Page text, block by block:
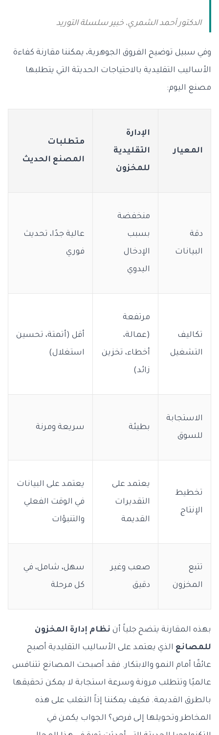
الدكتور أحمد الشمري، خبير سلسلة التوريد
وفي سبيل توضيح الفروق الجوهرية، يمكننا مقارنة كفاءة
الأساليب التقليدية بالاحتياجات الحديثة التي يتطلبها
مصنع اليوم:
المعيار
الإدارة
التقليدية
للمخزون
متطلبات
المصنع الحديث
دقة
البيانات
منخفضة
بسبب
الإدخال
اليدوي
عالية جدًا، تحديث
فوري
تكاليف
التشغيل
مرتفعة
(عمالة،
أخطاء، تخزين
زائد)
أقل (أتمتة، تحسين
استغلال)
الاستجابة
للسوق
بطيئة سريعة ومرنة
تخطيط
الإنتاج
يعتمد على
التقديرات
القديمة
يعتمد على البيانات
في الوقت الفعلي
والتنبؤات
تتبع
المخزون
صعب وغير
دقيق
سهل، شامل، في
كل مرحلة
بهذه المقارنة يتضح جلياً أن نظام إدارة المخزون
للمصانع الذي يعتمد على الأساليب التقليدية أصبح
عائقًا أمام النمو والابتكار. فقد أصبحت المصانع تتنافس
عالميًا وتتطلب مرونة وسرعة استجابة لا يمكن تحقيقها
بالطرق القديمة. فكيف يمكننا إذاً التغلب على هذه
المخاطر وتحويلها إلى فرص؟ الجواب يكمن في